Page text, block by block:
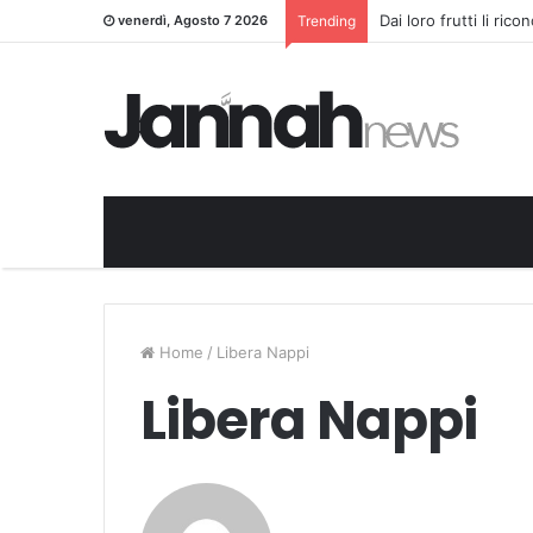
venerdì, Agosto 7 2026 Trending Dai loro frutti li
Home / Libera Nappi
Libera Nappi